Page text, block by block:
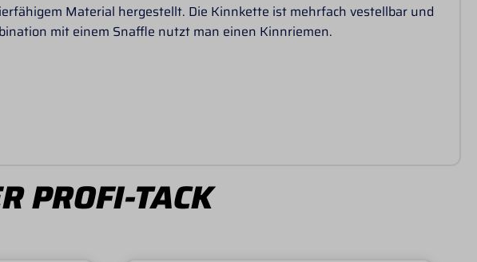
Material hergestellt. Die Kinnkette ist mehrfach vestellbar und
mit einem Snaffle nutzt man einen Kinnriemen.
PROFI-TACK